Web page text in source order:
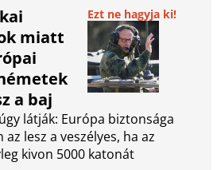
miatt
a baj
Ezt ne hagyja ki!
látják: Európa biztonsága
lesz a veszélyes, ha az
kivon 5000 katonát